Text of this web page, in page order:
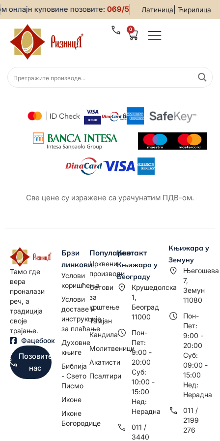
Латиница Ћирилица
онлајн куповине позовите: 069/5599-019• За све
0
Све цене су изражене са урачунатим ПДВ-ом.
Тамо где
вера
проналази
реч, а
традиција
своје
трајање.
Фацебоок
Позовите
нас
Брзи
линкови
Услови
коришћења
Услови
доставе и
инструкције
за плаћање
Духовне
књиге
Библија
- Свето
Писмо
Иконе
Иконе
Богородице
Популарно
Црквени
производи
Сетови
за
крштење
Тамјан
Кандила
Молитвеници
Акатисти
Псалтири
Контакт
Књижара у
Београду
Крушедолска
1,
Београд
11000
Пон-
Пет:
9:00 -
20:00
Суб:
10:00 -
15:00
Нед:
Нерадна
011 /
3440
Књижара у
Земуну
Његошева
7,
Земун
11080
Пон-
Пет:
9:00 -
20:00
Суб:
09:00 -
15:00
Нед:
Нерадна
011 /
2199
276